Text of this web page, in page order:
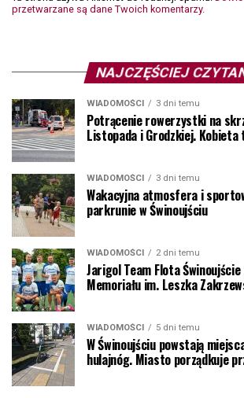
przetwarzane są dane Twoich komentarzy.
NAJCZĘŚCIEJ
WIADOMOŚCI 3 dni temu
Potrącenie rowerzystki na
Listopada i Grodzkiej.
WIADOMOŚCI 3 dni temu
Wakacyjna atmosfera i
parkrunie w Świnoujściu
WIADOMOŚCI 2 dni temu
Jarigol Team Flota
Memoriału im. Leszka
WIADOMOŚCI 5 dni temu
W Świnoujściu powstają
hulajnóg. Miasto porządkuje